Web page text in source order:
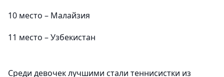
10 место – Малайзия
11 место – Узбекистан
Среди девочек лучшими стали теннисистки из